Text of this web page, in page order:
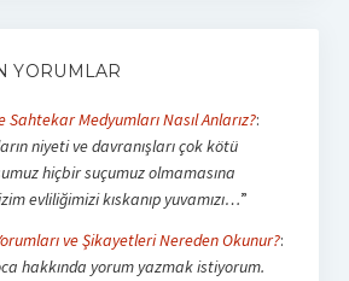
YORUMLAR
Sahtekar Medyumları Nasıl Anlarız?:
niyeti ve davranışları çok kötü
hiçbir suçumuz olmamasına
evliliğimizi kıskanıp yuvamızı…”
ve Şikayetleri Nereden Okunur?:
hakkında yorum yazmak istiyorum.